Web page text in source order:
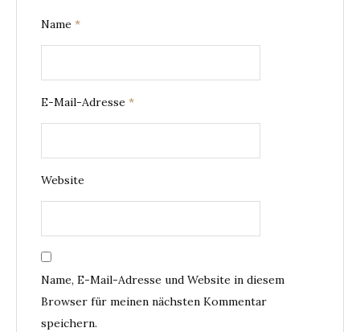
Name *
E-Mail-Adresse *
Website
Name, E-Mail-Adresse und Website in diesem
Browser für meinen nächsten Kommentar
speichern.